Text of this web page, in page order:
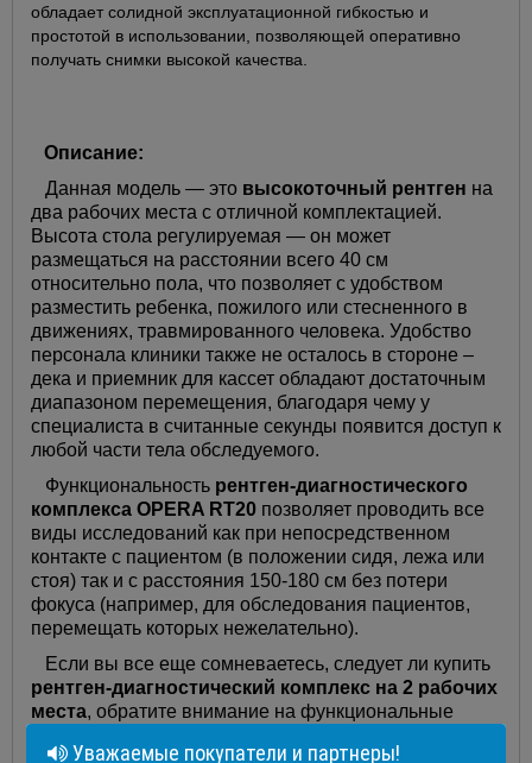
обладает солидной эксплуатационной гибкостью и
простотой в использовании, позволяющей оперативно
получать снимки высокой качества.
Описание:
Данная модель — это высокоточный рентген на
два рабочих места с отличной комплектацией.
Высота стола регулируемая — он может
размещаться на расстоянии всего 40 см
относительно пола, что позволяет с удобством
разместить ребенка, пожилого или стесненного в
движениях, травмированного человека. Удобство
персонала клиники также не осталось в стороне –
дека и приемник для кассет обладают достаточным
диапазоном перемещения, благодаря чему у
специалиста в считанные секунды появится доступ к
любой части тела обследуемого.
Функциональность рентген-диагностического
комплекса OPERA RT20 позволяет проводить все
виды исследований как при непосредственном
контакте с пациентом (в положении сидя, лежа или
стоя) так и с расстояния 150-180 см без потери
фокуса (например, для обследования пациентов,
перемещать которых нежелательно).
Если вы все еще сомневаетесь, следует ли купить
рентген-диагностический комплекс на 2 рабочих
места, обратите внимание на функциональные
Уважаемые покупатели и партнеры!